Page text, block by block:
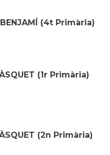
(4t Primària)
(1r Primària)
(2n Primària)